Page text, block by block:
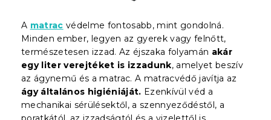
A matrac védelme fontosabb, mint gondolná.
Minden ember, legyen az gyerek vagy felnőtt,
természetesen izzad. Az éjszaka folyamán akár
egy liter verejtéket is izzadunk, amelyet beszív
az ágynemű és a matrac. A matracvédő javítja az
ágy általános higiéniáját. Ezenkívül véd a
mechanikai sérülésektől, a szennyeződéstől, a